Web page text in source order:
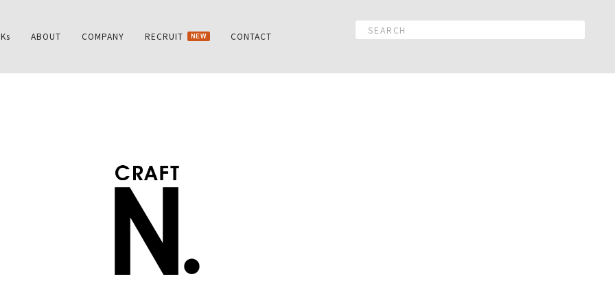
ABOUT COMPANY RECRUIT NEW CONTACT